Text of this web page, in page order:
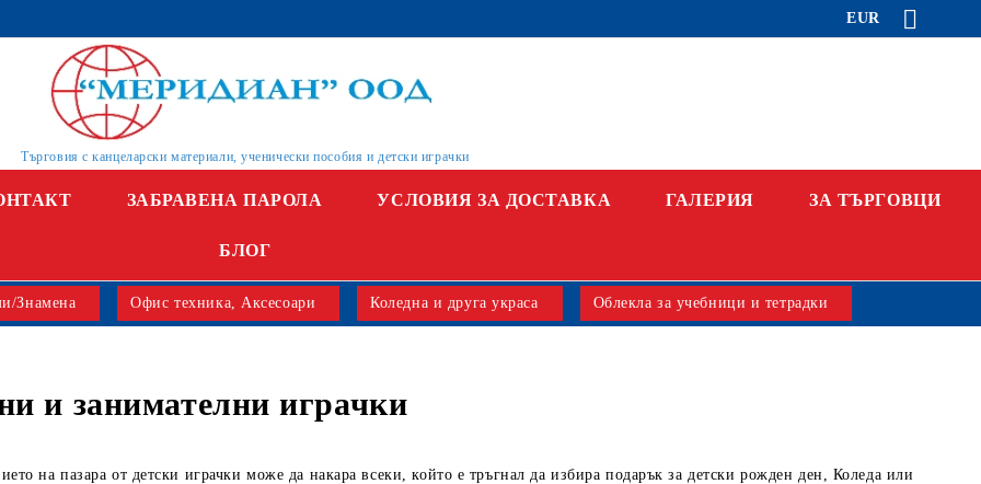
EUR
Търговия с канцеларски материали, ученически пособия и детски играчки
ЗАБРАВЕНА ПАРОЛА УСЛОВИЯ ЗА ДОСТАВКА ГАЛЕРИЯ ЗА ТЪРГОВЦИ
БЛОГ
Знамена Офис техника, Аксесоари Коледна и друга украса Облекла за учебници и тетрадки
и занимателни играчки
на пазара от детски играчки може да накара всеки, който е тръгнал да избира подарък за детски рожден ден, Коледа или